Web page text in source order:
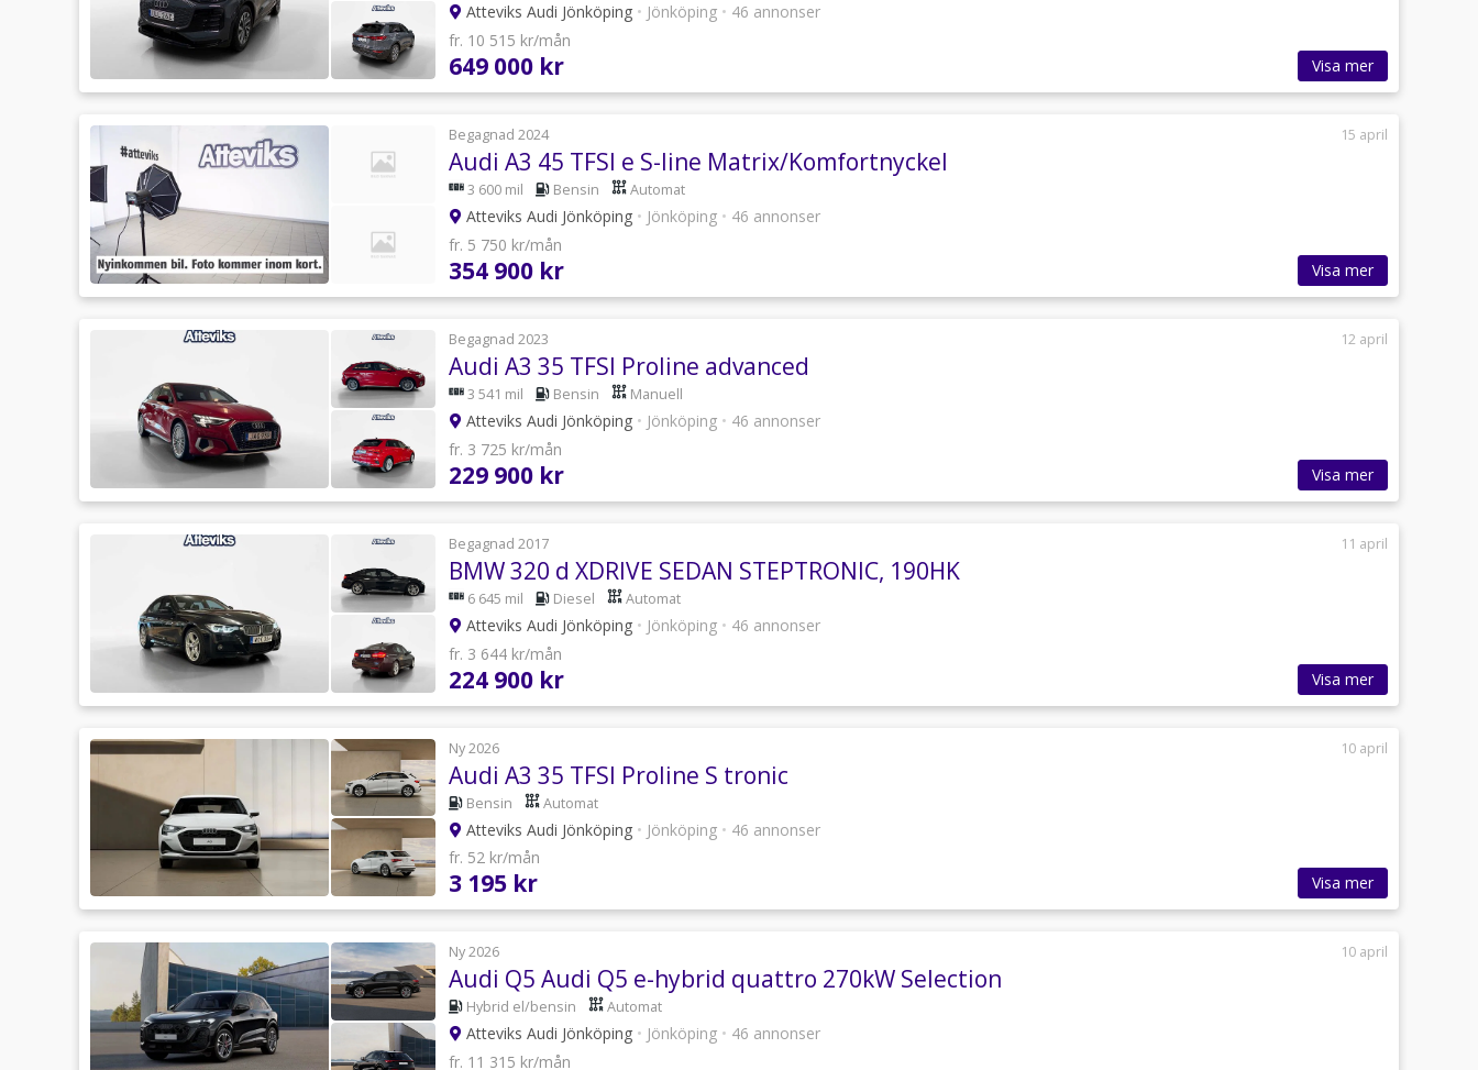
Atteviks Audi Jönköping • Jönköping • 46 annonser
fr. 10 515 kr/mån
649 000 kr Visa mer
Begagnad 2024 15 april
Audi A3 45 TFSI e S-line Matrix/Komfortnyckel
3 600 mil Bensin Automat
Atteviks Audi Jönköping • Jönköping • 46 annonser
fr. 5 750 kr/mån
354 900 kr Visa mer
Begagnad 2023 12 april
Audi A3 35 TFSI Proline advanced
3 541 mil Bensin Manuell
Atteviks Audi Jönköping • Jönköping • 46 annonser
fr. 3 725 kr/mån
229 900 kr Visa mer
Begagnad 2017 11 april
BMW 320 d XDRIVE SEDAN STEPTRONIC, 190HK
6 645 mil Diesel Automat
Atteviks Audi Jönköping • Jönköping • 46 annonser
fr. 3 644 kr/mån
224 900 kr Visa mer
Ny 2026 10 april
Audi A3 35 TFSI Proline S tronic
Bensin Automat
Atteviks Audi Jönköping • Jönköping • 46 annonser
fr. 52 kr/mån
3 195 kr Visa mer
Ny 2026 10 april
Audi Q5 Audi Q5 e-hybrid quattro 270kW Selection
Hybrid el/bensin Automat
Atteviks Audi Jönköping • Jönköping • 46 annonser
fr. 11 315 kr/mån